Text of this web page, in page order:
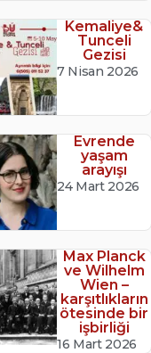
Kemaliye&
Tunceli
Gezisi
7 Nisan 2026
Evrende
yaşam
arayışı
24 Mart 2026
Max Planck
ve Wilhelm
Wien –
karşıtlıkların
ötesinde bir
işbirliği
16 Mart 2026